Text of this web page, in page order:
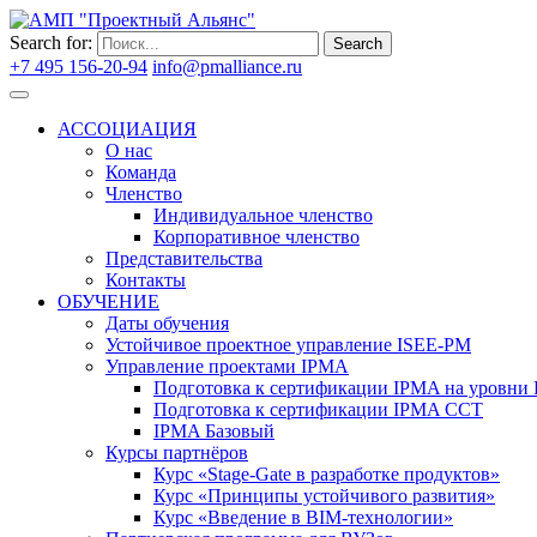
Search for: Search
+7 495 156-20-94 info@pmalliance.ru
АССОЦИАЦИЯ
О нас
Команда
Членство
Индивидуальное членство
Корпоративное членство
Представительства
Контакты
ОБУЧЕНИЕ
Даты обучения
Устойчивое проектное управление ISEE-PM
Управление проектами IPMA
Подготовка к сертификации IPMA на уровни
Подготовка к сертификации IPMA CCT
IPMA Базовый
Курсы партнёров
Курс «Stage-Gate в разработке продуктов»
Курс «Принципы устойчивого развития»
Курс «Введение в BIM-технологии»